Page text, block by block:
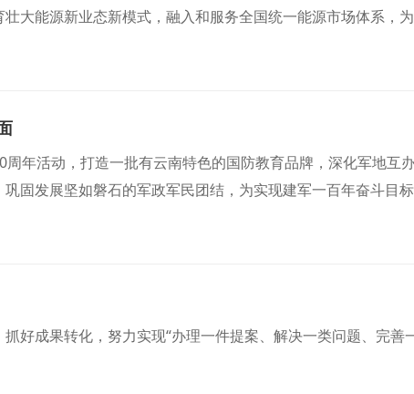
大能源新业态新模式，融入和服务全国统一能源市场体系，为
年活动，打造一批有云南特色的国防教育品牌，深化军地互
固发展坚如磐石的军政军民团结，为实现建军一百年奋斗目标
好成果转化，努力实现“办理一件提案、解决一类问题、完